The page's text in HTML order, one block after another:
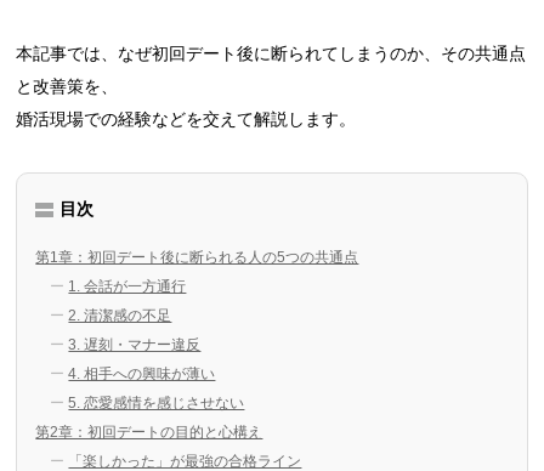
本記事では、なぜ初回デート後に断られてしまうのか、その共通点
と改善策を、
婚活現場での経験などを交えて解説します。
目次
第1章：初回デート後に断られる人の5つの共通点
1. 会話が一方通行
2. 清潔感の不足
3. 遅刻・マナー違反
4. 相手への興味が薄い
5. 恋愛感情を感じさせない
第2章：初回デートの目的と心構え
「楽しかった」が最強の合格ライン